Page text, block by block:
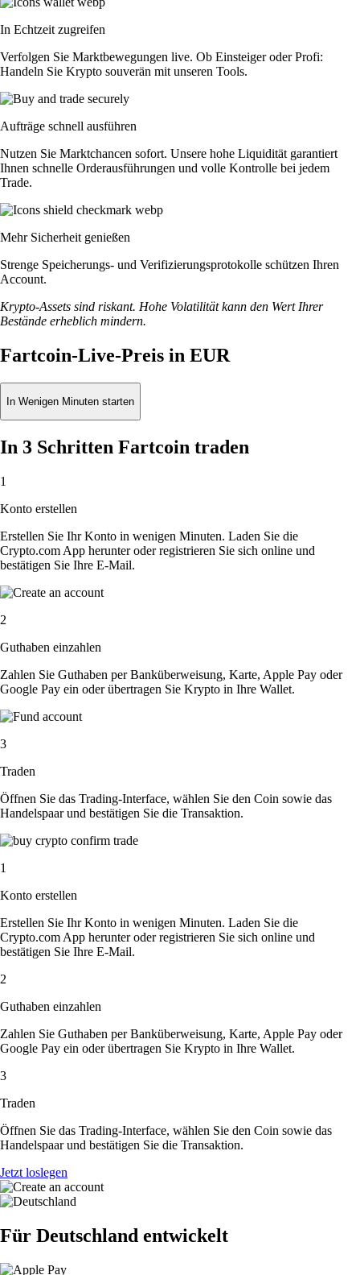
In Echtzeit zugreifen
Verfolgen Sie Marktbewegungen live. Ob Einsteiger oder Profi:
Handeln Sie Krypto souverän mit unseren Tools.
Aufträge schnell ausführen
Nutzen Sie Marktchancen sofort. Unsere hohe Liquidität garantiert
Ihnen schnelle Orderausführungen und volle Kontrolle bei jedem
Trade.
Mehr Sicherheit genießen
Strenge Speicherungs- und Verifizierungsprotokolle schützen Ihren
Account.
Krypto-Assets sind riskant. Hohe Volatilität kann den Wert Ihrer
Bestände erheblich mindern.
Fartcoin-Live-Preis in EUR
In Wenigen Minuten starten
In 3 Schritten Fartcoin traden
1
Konto erstellen
Erstellen Sie Ihr Konto in wenigen Minuten. Laden Sie die
Crypto.com App herunter oder registrieren Sie sich online und
bestätigen Sie Ihre E-Mail.
2
Guthaben einzahlen
Zahlen Sie Guthaben per Banküberweisung, Karte, Apple Pay oder
Google Pay ein oder übertragen Sie Krypto in Ihre Wallet.
3
Traden
Öffnen Sie das Trading-Interface, wählen Sie den Coin sowie das
Handelspaar und bestätigen Sie die Transaktion.
1
Konto erstellen
Erstellen Sie Ihr Konto in wenigen Minuten. Laden Sie die
Crypto.com App herunter oder registrieren Sie sich online und
bestätigen Sie Ihre E-Mail.
2
Guthaben einzahlen
Zahlen Sie Guthaben per Banküberweisung, Karte, Apple Pay oder
Google Pay ein oder übertragen Sie Krypto in Ihre Wallet.
3
Traden
Öffnen Sie das Trading-Interface, wählen Sie den Coin sowie das
Handelspaar und bestätigen Sie die Transaktion.
Jetzt loslegen
Für Deutschland entwickelt